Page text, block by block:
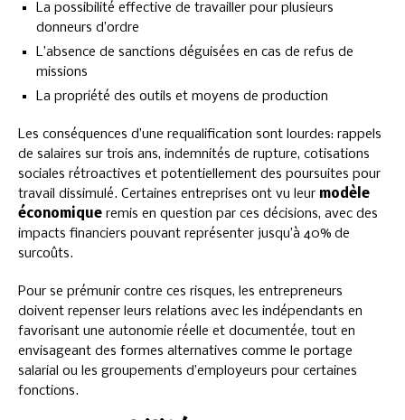
La possibilité effective de travailler pour plusieurs
donneurs d’ordre
L’absence de sanctions déguisées en cas de refus de
missions
La propriété des outils et moyens de production
Les conséquences d’une requalification sont lourdes: rappels
de salaires sur trois ans, indemnités de rupture, cotisations
sociales rétroactives et potentiellement des poursuites pour
travail dissimulé. Certaines entreprises ont vu leur modèle
économique remis en question par ces décisions, avec des
impacts financiers pouvant représenter jusqu’à 40% de
surcoûts.
Pour se prémunir contre ces risques, les entrepreneurs
doivent repenser leurs relations avec les indépendants en
favorisant une autonomie réelle et documentée, tout en
envisageant des formes alternatives comme le portage
salarial ou les groupements d’employeurs pour certaines
fonctions.